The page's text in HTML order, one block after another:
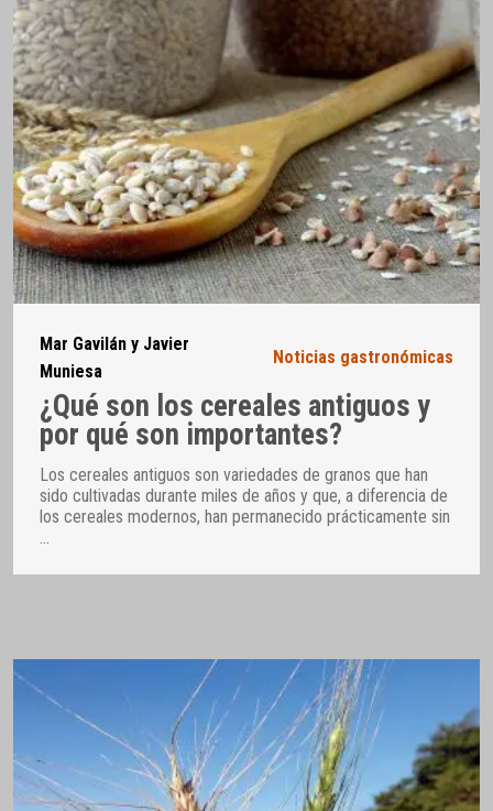
Mar Gavilán y Javier
Muniesa
Noticias gastronómicas
¿Qué son los cereales antiguos y
por qué son importantes?
Los cereales antiguos son variedades de granos que han
sido cultivadas durante miles de años y que, a diferencia de
los cereales modernos, han permanecido prácticamente sin
…